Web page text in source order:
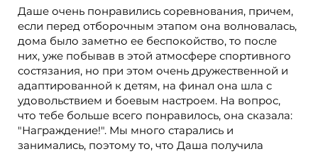
Даше очень понравились соревнования, причем,
если перед отборочным этапом она волновалась,
дома было заметно ее беспокойство, то после
них, уже побывав в этой атмосфере спортивного
состязания, но при этом очень дружественной и
адаптированной к детям, на финал она шла с
удовольствием и боевым настроем. На вопрос,
что тебе больше всего понравилось, она сказала:
"Награждение!". Мы много старались и
занимались, поэтому то, что Даша получила